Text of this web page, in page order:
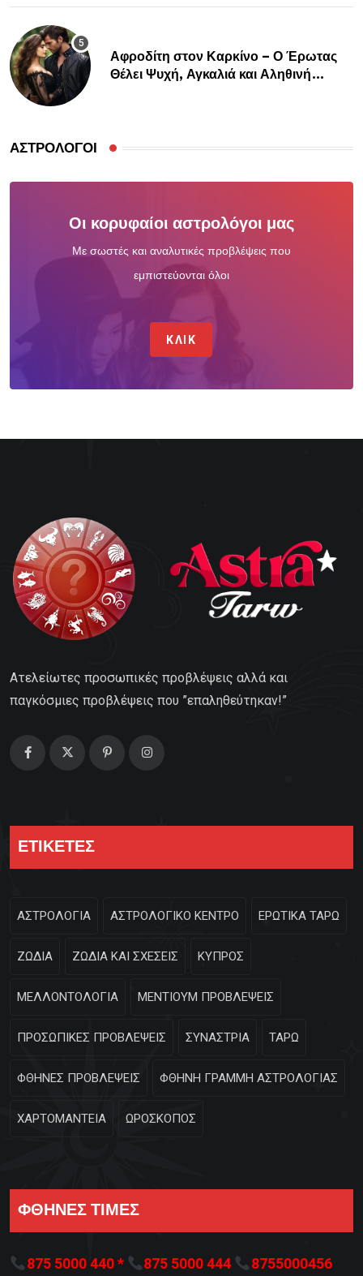
Αφροδίτη στον Καρκίνο – Ο Έρωτας
Θέλει Ψυχή, Αγκαλιά και Αληθινή
ΑΣΤΡΟΛΌΓΟΙ
Οι κορυφαίοι αστρολόγοι μας
Με σωστές και αναλυτικές προβλέψεις που
εμπιστεύονται όλοι
ΚΛΙΚ
Ατελείωτες προσωπικές προβλέψεις αλλά και
παγκόσμιες προβλέψεις που ”επαληθεύτηκαν!”
ΕΤΙΚΕΤΕΣ
ΑΣΤΡΟΛΟΓΙΑ ΑΣΤΡΟΛΟΓΙΚΟ ΚΕΝΤΡΟ ΕΡΩΤΙΚΑ ΤΑΡΩ
ΖΩΔΙΑ ΖΩΔΙΑ ΚΑΙ ΣΧΕΣΕΙΣ ΚΥΠΡΟΣ
ΜΕΛΛΟΝΤΟΛΟΓΙΑ ΜΕΝΤΙΟΥΜ ΠΡΟΒΛΕΨΕΙΣ
ΠΡΟΣΩΠΙΚΕΣ ΠΡΟΒΛΕΨΕΙΣ ΣΥΝΑΣΤΡΙΑ ΤΑΡΩ
ΦΘΗΝΕΣ ΠΡΟΒΛΕΨΕΙΣ ΦΘΗΝΗ ΓΡΑΜΜΗ ΑΣΤΡΟΛΟΓΙΑΣ
ΧΑΡΤΟΜΑΝΤΕΙΑ ΩΡΟΣΚΟΠΟΣ
ΦΘΗΝΕΣ ΤΙΜΕΣ
875 5000 440 * 875 5000 444 8755000456